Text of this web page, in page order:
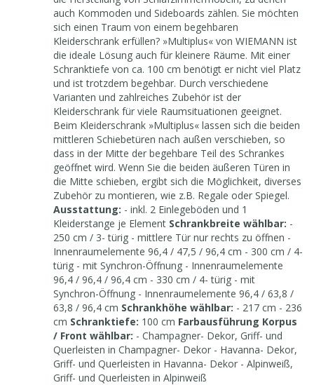
auch Kommoden und Sideboards zählen. Sie möchten
sich einen Traum von einem begehbaren
Kleiderschrank erfüllen? »Multiplus« von WIEMANN ist
die ideale Lösung auch für kleinere Räume. Mit einer
Schranktiefe von ca. 100 cm benötigt er nicht viel Platz
und ist trotzdem begehbar. Durch verschiedene
Varianten und zahlreiches Zubehör ist der
Kleiderschrank für viele Raumsituationen geeignet.
Beim Kleiderschrank »Multiplus« lassen sich die beiden
mittleren Schiebetüren nach außen verschieben, so
dass in der Mitte der begehbare Teil des Schrankes
geöffnet wird. Wenn Sie die beiden äußeren Türen in
die Mitte schieben, ergibt sich die Möglichkeit, diverses
Zubehör zu montieren, wie z.B. Regale oder Spiegel.
Ausstattung: - inkl. 2 Einlegeböden und 1
Kleiderstange je Element Schrankbreite wählbar: -
250 cm / 3- türig - mittlere Tür nur rechts zu öffnen -
Innenraumelemente 96,4 / 47,5 / 96,4 cm - 300 cm / 4-
türig - mit Synchron-Öffnung - Innenraumelemente
96,4 / 96,4 / 96,4 cm - 330 cm / 4- türig - mit
Synchron-Öffnung - Innenraumelemente 96,4 / 63,8 /
63,8 / 96,4 cm Schrankhöhe wählbar: - 217 cm - 236
cm Schranktiefe: 100 cm Farbausführung Korpus
/ Front wählbar: - Champagner- Dekor, Griff- und
Querleisten in Champagner- Dekor - Havanna- Dekor,
Griff- und Querleisten in Havanna- Dekor - Alpinweiß,
Griff- und Querleisten in Alpinweiß